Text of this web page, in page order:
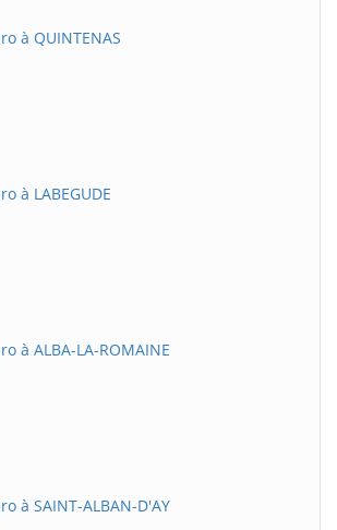
à QUINTENAS
à LABEGUDE
à ALBA-LA-ROMAINE
à SAINT-ALBAN-D'AY